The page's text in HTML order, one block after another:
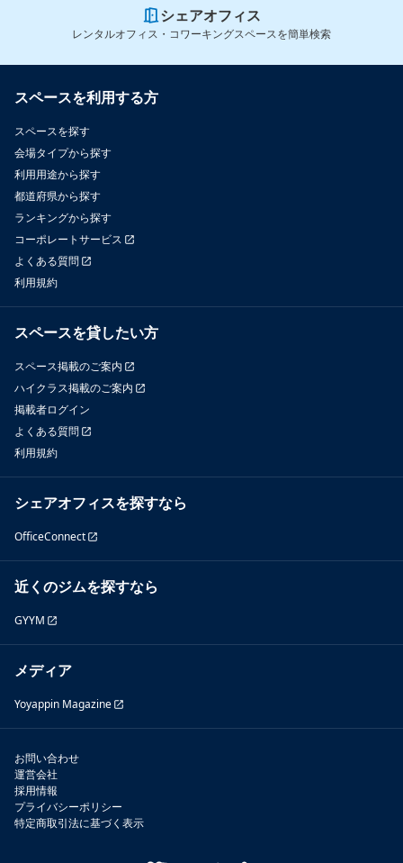
シェアオフィス
レンタルオフィス・コワーキングスペースを簡単検索
スペースを利用する方
スペースを探す
会場タイプから探す
利用用途から探す
都道府県から探す
ランキングから探す
コーポレートサービス
よくある質問
利用規約
スペースを貸したい方
スペース掲載のご案内
ハイクラス掲載のご案内
掲載者ログイン
よくある質問
利用規約
シェアオフィスを探すなら
OfficeConnect
近くのジムを探すなら
GYYM
メディア
Yoyappin Magazine
お問い合わせ
運営会社
採用情報
プライバシーポリシー
特定商取引法に基づく表示